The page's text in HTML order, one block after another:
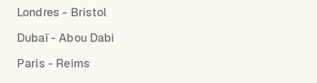
Londres - Bristol
Dubaï - Abou Dabi
Paris - Reims